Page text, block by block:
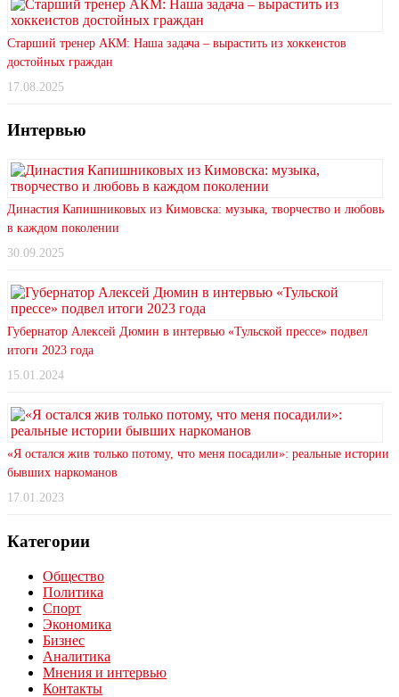
Старший тренер АКМ: Наша задача – вырастить из хоккеистов
достойных граждан
17.08.2025
Интервью
Династия Капишниковых из Кимовска: музыка, творчество и любовь
в каждом поколении
30.09.2025
Губернатор Алексей Дюмин в интервью «Тульской прессе» подвел
итоги 2023 года
15.01.2024
«Я остался жив только потому, что меня посадили»: реальные истории
бывших наркоманов
17.01.2023
Категории
Общество
Политика
Спорт
Экономика
Бизнес
Аналитика
Мнения и интервью
Контакты